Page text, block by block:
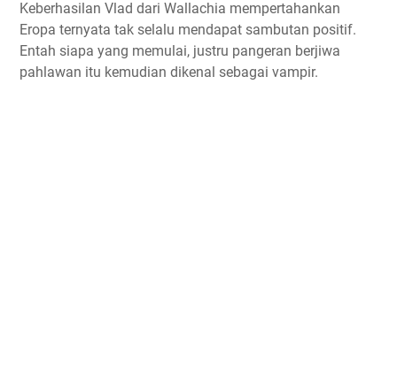
Keberhasilan Vlad dari Wallachia mempertahankan
Eropa ternyata tak selalu mendapat sambutan positif.
Entah siapa yang memulai, justru pangeran berjiwa
pahlawan itu kemudian dikenal sebagai vampir.